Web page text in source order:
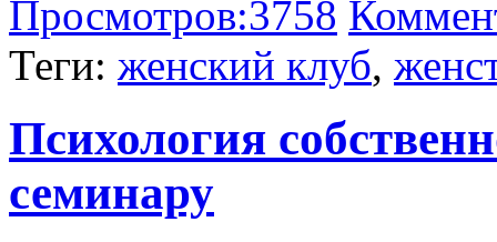
Просмотров:3758
Теги: женский клуб,
Психология
семинару